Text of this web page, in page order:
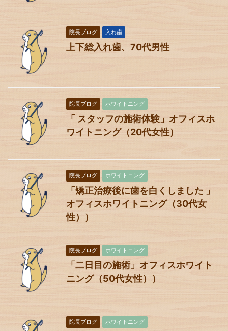
院長ブログ 入れ歯
上下総入れ歯、70代男性
院長ブログ ホワイトニング
「 スタッフの施術体験」オフィスホ
ワイトニング（20代女性）
院長ブログ ホワイトニング
「矯正治療後に歯を白くしました 」
オフィスホワイトニング（30代女
性））
院長ブログ ホワイトニング
「二日目の施術」オフィスホワイト
ニング（50代女性））
院長ブログ ホワイトニング